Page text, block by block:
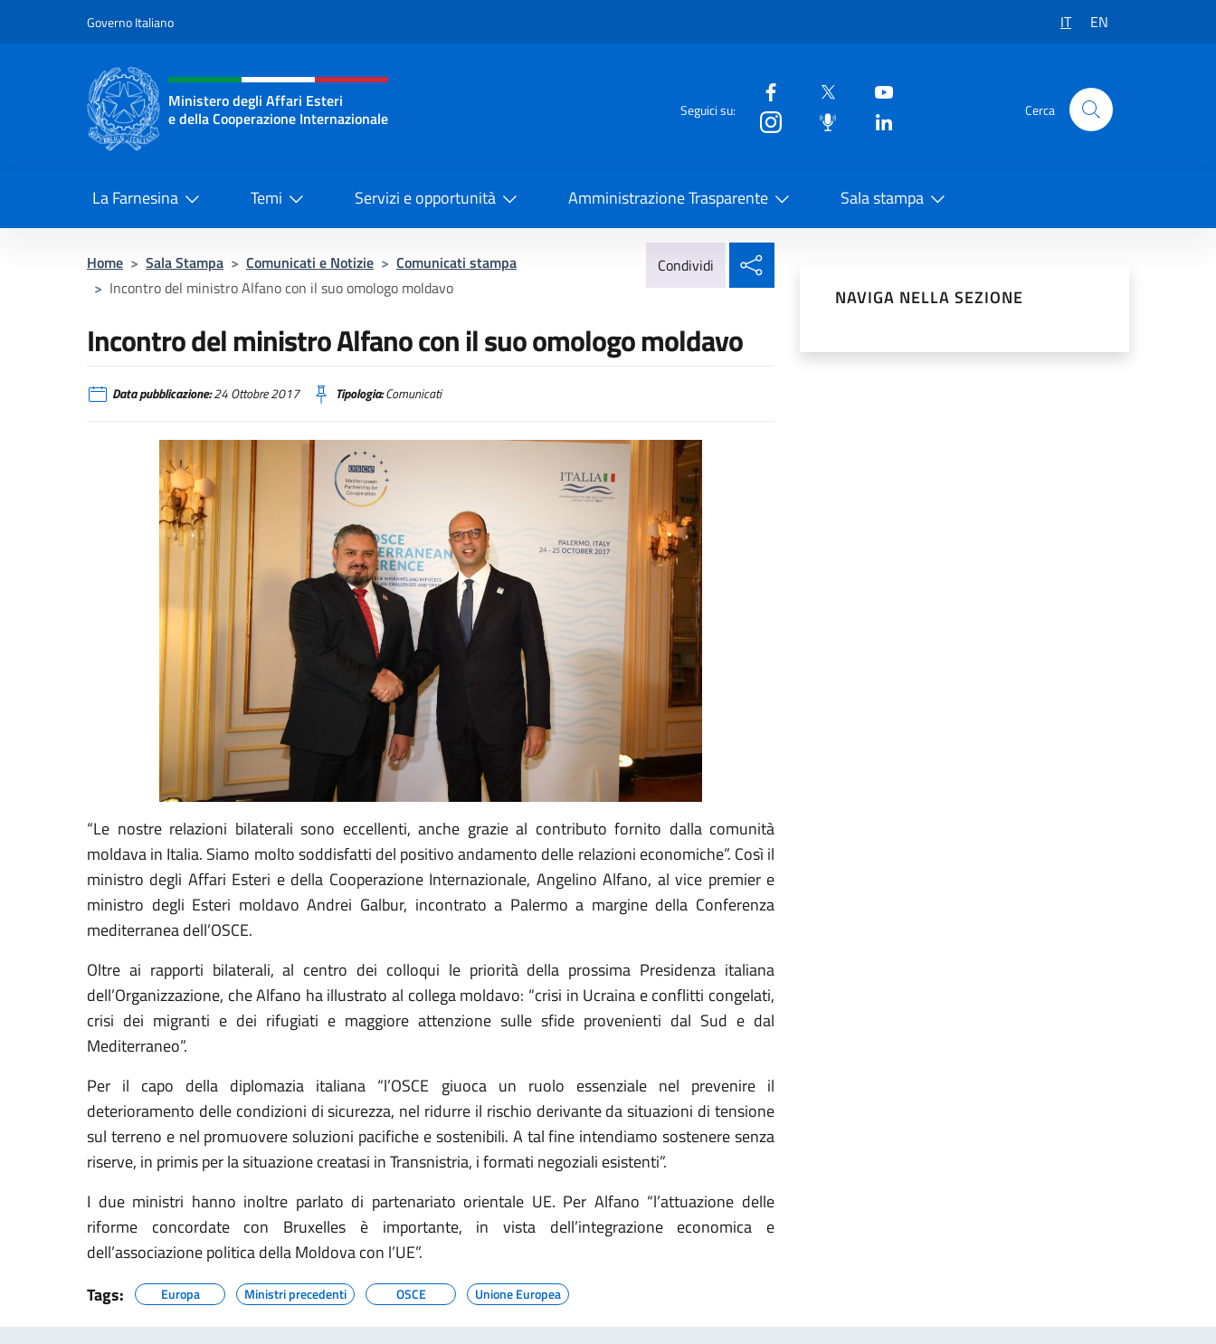
Governo Italiano IT EN
Intestazione sito, social e menù
Ministero degli Affari Esteri
e della Cooperazione Internazionale
Seguici su: Cerca
La Farnesina Temi Servizi e opportunità Amministrazione Trasparente Sala stampa
Home > Sala Stampa > Comunicati e Notizie > Comunicati stampa
> Incontro del ministro Alfano con il suo omologo moldavo
Condividi
Incontro del ministro Alfano con il suo omologo moldavo
Data pubblicazione:24 Ottobre 2017 Tipologia:Comunicati
“Le nostre relazioni bilaterali sono eccellenti, anche grazie al contributo fornito dalla comunità
moldava in Italia. Siamo molto soddisfatti del positivo andamento delle relazioni economiche”. Così il
ministro degli Affari Esteri e della Cooperazione Internazionale, Angelino Alfano, al vice premier e
ministro degli Esteri moldavo Andrei Galbur, incontrato a Palermo a margine della Conferenza
mediterranea dell’OSCE.
Oltre ai rapporti bilaterali, al centro dei colloqui le priorità della prossima Presidenza italiana
dell’Organizzazione, che Alfano ha illustrato al collega moldavo: “crisi in Ucraina e conflitti congelati,
crisi dei migranti e dei rifugiati e maggiore attenzione sulle sfide provenienti dal Sud e dal
Mediterraneo”.
Per il capo della diplomazia italiana “l’OSCE giuoca un ruolo essenziale nel prevenire il
deterioramento delle condizioni di sicurezza, nel ridurre il rischio derivante da situazioni di tensione
sul terreno e nel promuovere soluzioni pacifiche e sostenibili. A tal fine intendiamo sostenere senza
riserve, in primis per la situazione creatasi in Transnistria, i formati negoziali esistenti”.
I due ministri hanno inoltre parlato di partenariato orientale UE. Per Alfano “l’attuazione delle
riforme concordate con Bruxelles è importante, in vista dell’integrazione economica e
dell’associazione politica della Moldova con l’UE”.
Tags:
Europa Ministri precedenti OSCE Unione Europea
NAVIGA NELLA SEZIONE